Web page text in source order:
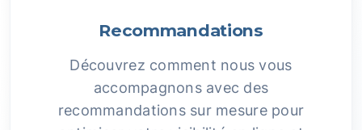
Recommandations
Découvrez comment nous vous
accompagnons avec des
recommandations sur mesure pour